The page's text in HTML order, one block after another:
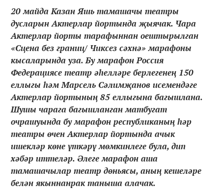
20 майда Казан Яшь тамашачы театры
дусларын Актерлар йортында җыячак. Чара
Актерлар йорты тарафыннан оештырылган
«Сцена без границ/ Чиксез сәхнә» марафоны
кысаларында уза. Бу марафон Россия
Федерациясе театр әһелләре берлегенең 150
еллыгы һәм Марсель Сәлимҗанов исемендәге
Актерлар йортының 85 еллыгына багышлана.
Шушы чарага багышланган матбугат
очрашуында бу марафон республиканың һәр
театры өчен Актерлар йортында ачык
ишекләр көне үткәрү мөмкинлеге була, дип
хәбәр иттеләр. Әлеге марафон аша
тамашачылар театр дөньясы, аның кешеләре
белән якыннанрак таныша алачак.